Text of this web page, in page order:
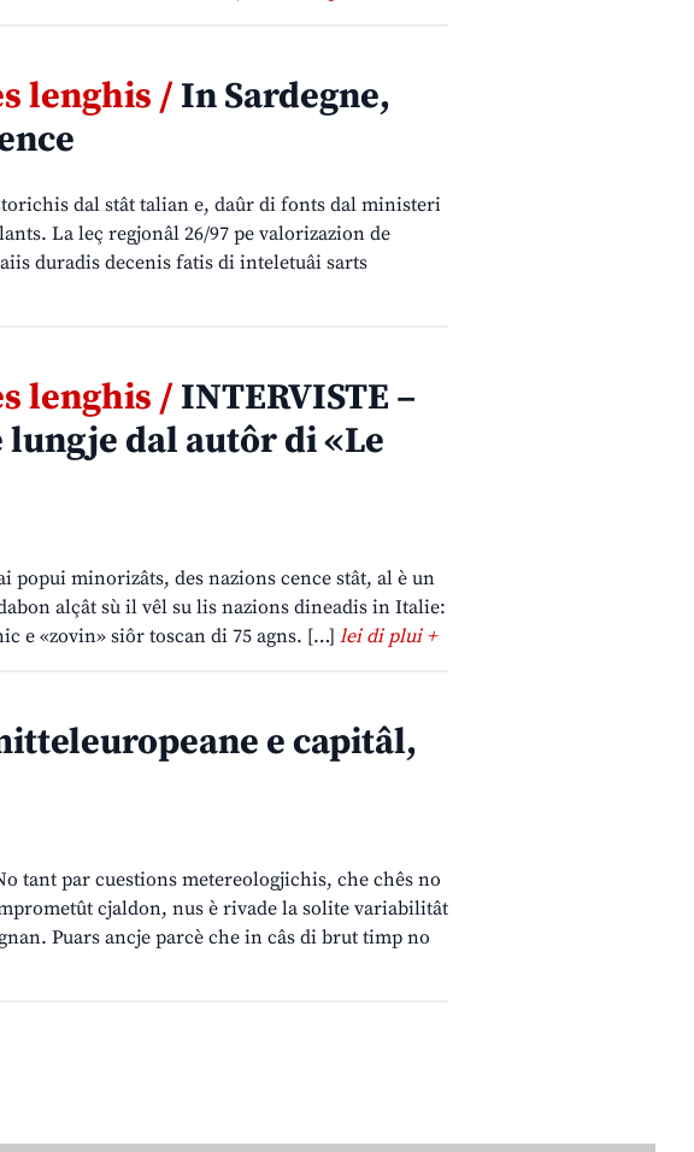
lenghis /In Sardegne,
dal stât talian e, daûr di fonts dal ministeri
La leç regjonâl 26/97 pe valorizazion de
duradis decenis fatis di inteletuâi sarts
lenghis /INTERVISTE –
lungje dal autôr di «Le
popui minorizâts, des nazions cence stât, al è un
alçât sù il vêl su lis nazions dineadis in Italie:
e «zovin» siôr toscan di 75 agns. […] lei di plui +
e capitâl,
tant par cuestions metereologjichis, che chês no
cjaldon, nus è rivade la solite variabilitât
Puars ancje parcè che in câs di brut timp no